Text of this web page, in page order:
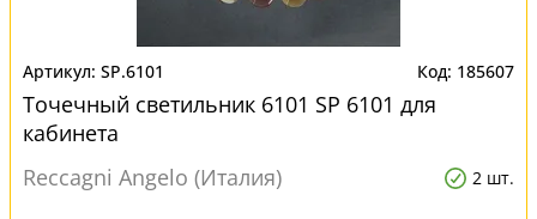
SP.6101 185607
Точечный светильник 6101 SP 6101 для
кабинета
Reccagni Angelo (Италия)
2 шт.